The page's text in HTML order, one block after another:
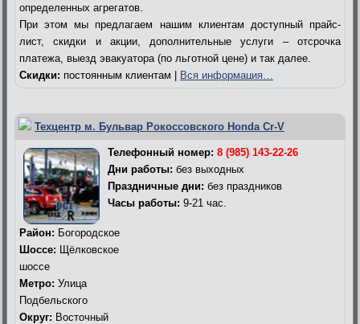
определенных агрегатов.
При этом мы предлагаем нашим клиентам доступный прайс-
лист, скидки и акции, дополнительные услуги – отсрочка
платежа, выезд эвакуатора (по льготной цене) и так далее.
Скидки: постоянным клиентам | Вся информация…
Техцентр м. Бульвар Рокоссовского Honda Cr-V
Телефонный номер: 8 (985) 143-22-26
Дни работы: без выходных
Праздничные дни: без праздников
Часы работы: 9-21 час.
Район: Богородское
Шоссе: Щёлковское
шоссе
Метро: Улица
Подбельского
Округ: Восточный